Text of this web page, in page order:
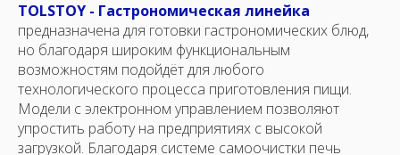
TOLSTOY - Гастрономическая линейка
предназначена для готовки гастрономических блюд,
но благодаря широким функциональным
возможностям подойдёт для любого
технологического процесса приготовления пищи.
Модели с электронном управлением позволяют
упростить работу на предприятиях с высокой
загрузкой. Благодаря системе самоочистки печь